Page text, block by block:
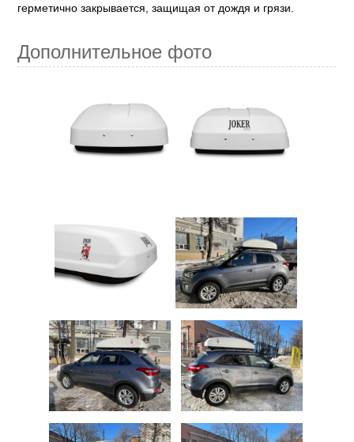
герметично закрывается, защищая от дождя и грязи.
Дополнительное фото